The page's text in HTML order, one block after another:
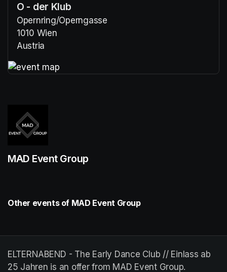
O - der Klub
Opernring/Operngasse
1010 Wien
Austria
MAD Event Group
Other events of MAD Event Group
ELTERNABEND - The Early Dance Club // Einlass ab
25 Jahren is an offer from MAD Event Group.